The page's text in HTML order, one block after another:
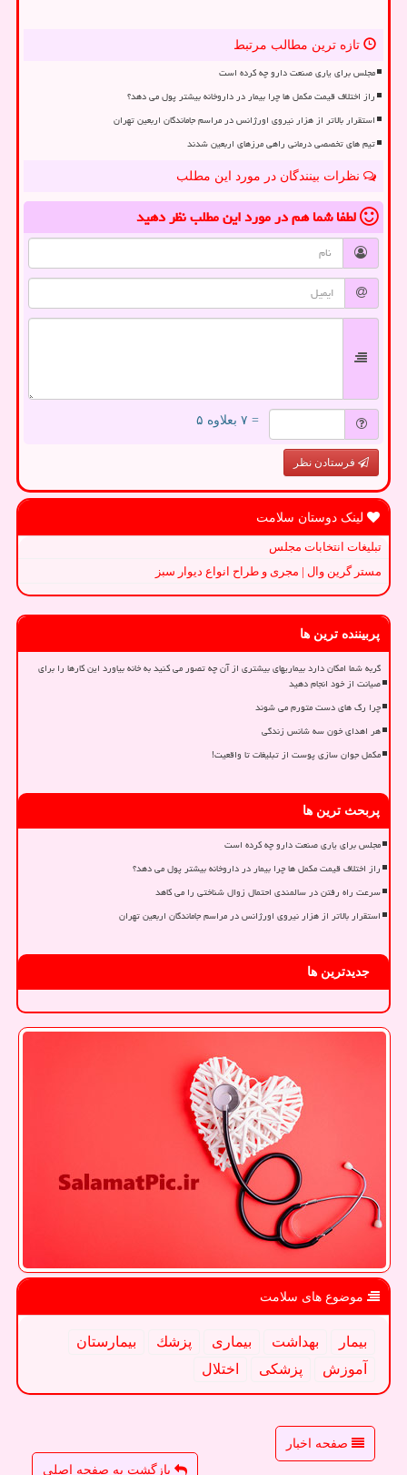
تازه ترین مطالب مرتبط
مجلس برای یاری صنعت دارو چه کرده است
راز اختلاف قیمت مکمل ها چرا بیمار در داروخانه بیشتر پول می دهد؟
استقرار بالاتر از هزار نیروی اورژانس در مراسم جاماندگان اربعین تهران
تیم های تخصصی درمانی راهی مرزهای اربعین شدند
نظرات بینندگان در مورد این مطلب
لطفا شما همدر مورد این مطلبنظر دهید
= ۷ بعلاوه ۵
فرستادن نظر
لینک دوستان سلامت
تبلیغات انتخابات مجلس
مستر گرین وال | مجری و طراح انواع دیوار سبز
پربیننده ترین ها
گربه شما امکان دارد بیماریهای بیشتری از آن چه تصور می کنید به خانه بیاورد این کارها را برای
صیانت از خود انجام دهید
چرا رگ های دست متورم می شوند
هر اهدای خون سه شانس زندگی
مکمل جوان سازی پوست از تبلیغات تا واقعیت!
پربحث ترین ها
مجلس برای یاری صنعت دارو چه کرده است
راز اختلاف قیمت مکمل ها چرا بیمار در داروخانه بیشتر پول می دهد؟
سرعت راه رفتن در سالمندی احتمال زوال شناختی را می کاهد
استقرار بالاتر از هزار نیروی اورژانس در مراسم جاماندگان اربعین تهران
جدیدترین ها
موضوع های سلامت
بیمار بهداشت بیماری پزشك
بیمارستان
آموزش
پزشكی اختلال
صفحه اخبار
بازگشت به صفحه اصلی